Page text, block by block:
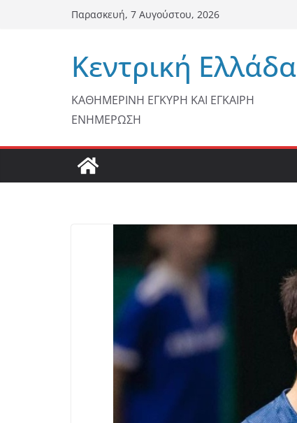
Παρασκευή, 7 Αυγούστου, 2026
Κεντρική Ελλάδα
ΚΑΘΗΜΕΡΙΝΗ ΕΓΚΥΡΗ ΚΑΙ ΕΓΚΑΙΡΗ
ΕΝΗΜΕΡΩΣΗ